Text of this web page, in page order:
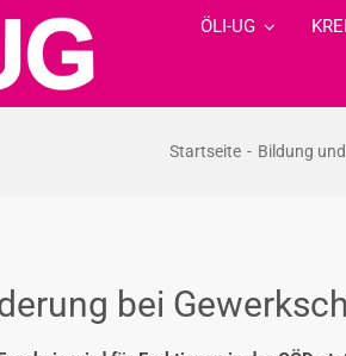
ÖLI-UG
Startseite Bildung
bei